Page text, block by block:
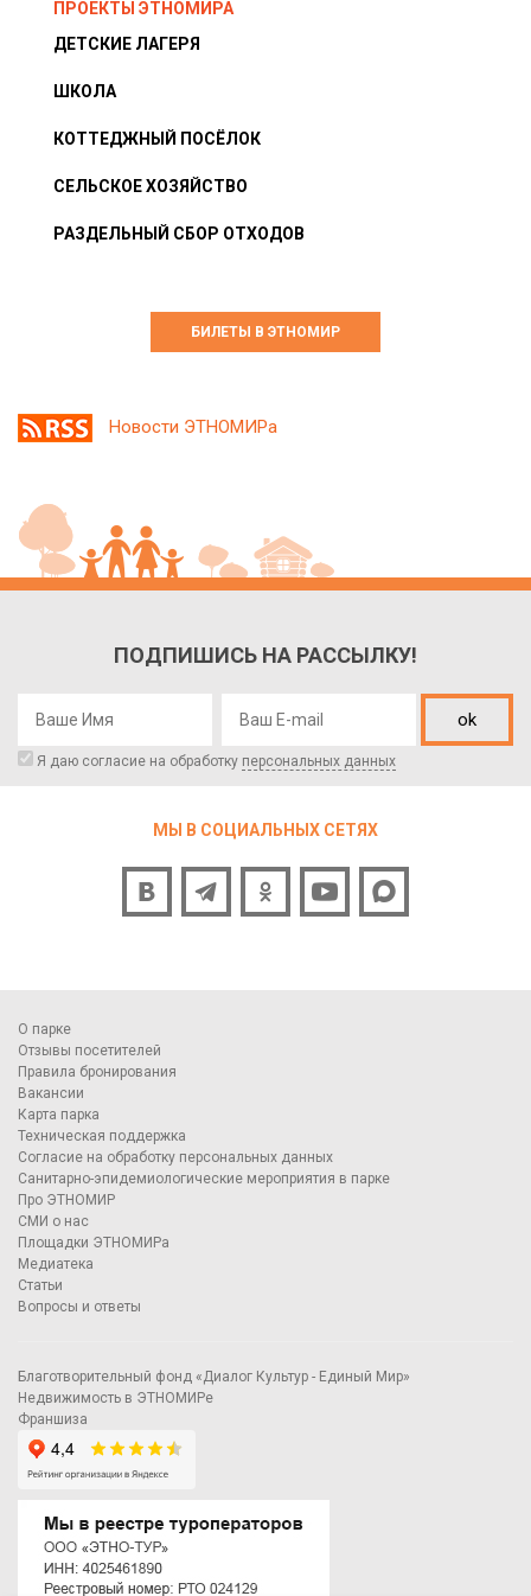
ПРОЕКТЫ ЭТНОМИРА
ДЕТСКИЕ ЛАГЕРЯ
ШКОЛА
КОТТЕДЖНЫЙ ПОСЁЛОК
СЕЛЬСКОЕ ХОЗЯЙСТВО
РАЗДЕЛЬНЫЙ СБОР ОТХОДОВ
БИЛЕТЫ В ЭТНОМИР
Новости ЭТНОМИРа
ПОДПИШИСЬ НА РАССЫЛКУ!
ok
Я даю согласие на обработку персональных данных
МЫ В СОЦИАЛЬНЫХ СЕТЯХ
О парке
Отзывы посетителей
Правила бронирования
Вакансии
Карта парка
Техническая поддержка
Согласие на обработку персональных данных
Санитарно-эпидемиологические мероприятия в парке
Про ЭТНОМИР
СМИ о нас
Площадки ЭТНОМИРа
Медиатека
Статьи
Вопросы и ответы
Благотворительный фонд «Диалог Культур - Единый Мир»
Недвижимость в ЭТНОМИРе
Франшиза